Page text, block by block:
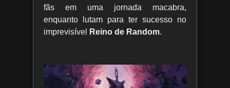
fãs em uma jornada macabra,
enquanto lutam para ter sucesso no
imprevisível
Reino de Random.